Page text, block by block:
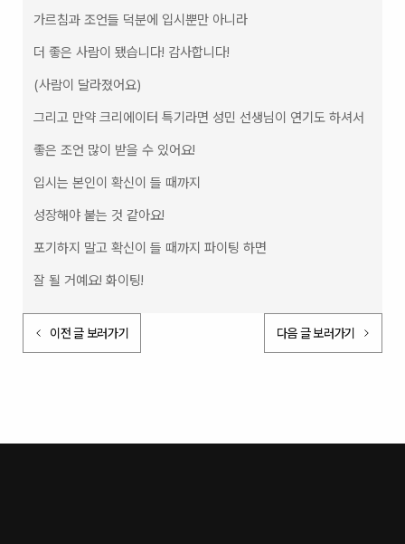
가르침과 조언들 덕분에 입시뿐만 아니라
더 좋은 사람이 됐습니다! 감사합니다!
(사람이 달라졌어요)
그리고 만약 크리에이터 특기라면 성민 선생님이 연기도 하셔서
좋은 조언 많이 받을 수 있어요!
입시는 본인이 확신이 들 때까지
성장해야 붙는 것 같아요!
포기하지 말고 확신이 들 때까지 파이팅 하면
잘 될 거예요! 화이팅!
이전 글 보러가기 다음 글 보러가기